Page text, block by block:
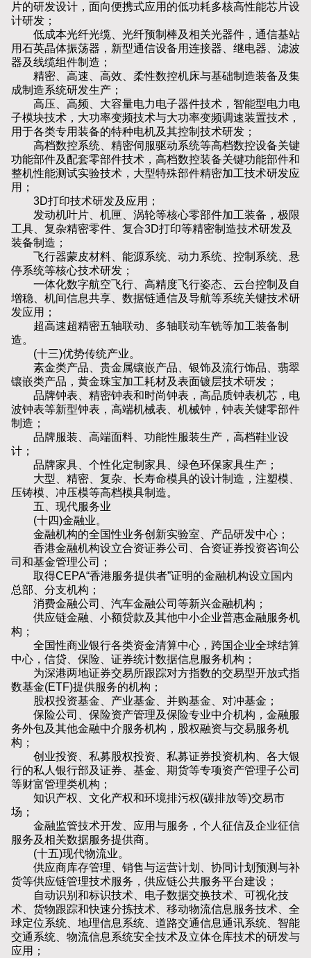
片的研发设计，面向便携式应用的低功耗多核高性能芯片设
计研发；
低成本光纤光缆、光纤预制棒及相关光器件，通信基站
用石英晶体振荡器，新型通信设备用连接器、继电器、滤波
器及线缆组件制造；
精密、高速、高效、柔性数控机床与基础制造装备及集
成制造系统研发生产；
高压、高频、大容量电力电子器件技术，智能型电力电
子模块技术，大功率变频技术与大功率变频调速装置技术，
用于各类专用装备的特种电机及其控制技术研发；
高档数控系统、精密伺服驱动系统等高档数控设备关键
功能部件及配套零部件技术，高档数控装备关键功能部件和
整机性能测试实验技术，大型特殊部件精密加工技术研发应
用；
3D打印技术研发及应用；
发动机叶片、机匣、涡轮等核心零部件加工装备，极限
工具、复杂精密零件、复合3D打印等精密制造技术研发及
装备制造；
飞行器蒙皮材料、能源系统、动力系统、控制系统、悬
停系统等核心技术研发；
一体化数字航空飞行、高精度飞行姿态、云台控制及自
增稳、机间信息共享、数据链通信及导航等系统关键技术研
发应用；
超高速超精密五轴联动、多轴联动车铣等加工装备制
造。
(十三)优势传统产业。
素金类产品、贵金属镶嵌产品、银饰及流行饰品、翡翠
镶嵌类产品，黄金珠宝加工耗材及表面镀层技术研发；
品牌钟表、精密钟表和时尚钟表，高品质钟表机芯，电
波钟表等新型钟表，高端机械表、机械钟，钟表关键零部件
制造；
品牌服装、高端面料、功能性服装生产，高档鞋业设
计；
品牌家具、个性化定制家具、绿色环保家具生产；
大型、精密、复杂、长寿命模具的设计制造，注塑模、
压铸模、冲压模等高档模具制造。
五、现代服务业
(十四)金融业。
金融机构的全国性业务创新实验室、产品研发中心；
香港金融机构设立合资证券公司、合资证券投资咨询公
司和基金管理公司；
取得CEPA“香港服务提供者”证明的金融机构设立国内
总部、分支机构；
消费金融公司、汽车金融公司等新兴金融机构；
供应链金融、小额贷款及其他中小企业普惠金融服务机
构；
全国性商业银行各类资金清算中心，跨国企业全球结算
中心，信贷、保险、证券统计数据信息服务机构；
为深港两地证券交易所跟踪对方指数的交易型开放式指
数基金(ETF)提供服务的机构；
股权投资基金、产业基金、并购基金、对冲基金；
保险公司、保险资产管理及保险专业中介机构，金融服
务外包及其他金融中介服务机构，股权融资与交易服务机
构；
创业投资、私募股权投资、私募证券投资机构、各大银
行的私人银行部及证券、基金、期货等专项资产管理子公司
等财富管理类机构；
知识产权、文化产权和环境排污权(碳排放等)交易市
场；
金融监管技术开发、应用与服务，个人征信及企业征信
服务及相关数据服务提供商。
(十五)现代物流业。
供应商库存管理、销售与运营计划、协同计划预测与补
货等供应链管理技术服务，供应链公共服务平台建设；
自动识别和标识技术、电子数据交换技术、可视化技
术、货物跟踪和快速分拣技术、移动物流信息服务技术、全
球定位系统、地理信息系统、道路交通信息通讯系统、智能
交通系统、物流信息系统安全技术及立体仓库技术的研发与
应用；